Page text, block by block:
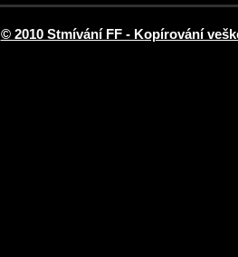
© 2010 Stmívání FF - Kopírování